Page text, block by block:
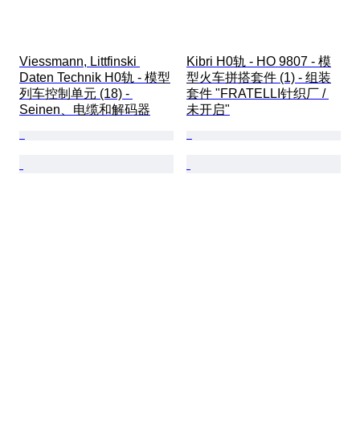
Viessmann, Littfinski
Daten Technik H0轨 - 模型
列车控制单元 (18) -
Seinen、电缆和解码器
Kibri H0轨 - HO 9807 - 模
型火车拼搭套件 (1) - 组装
套件 "FRATELLI针织厂 /
未开启"